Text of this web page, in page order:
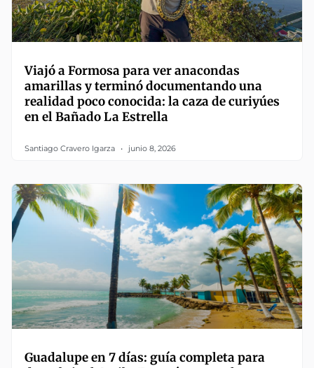
Viajó a Formosa para ver anacondas
amarillas y terminó documentando una
realidad poco conocida: la caza de curiyúes
en el Bañado La Estrella
Santiago Cravero Igarza junio 8, 2026
Guadalupe en 7 días: guía completa para